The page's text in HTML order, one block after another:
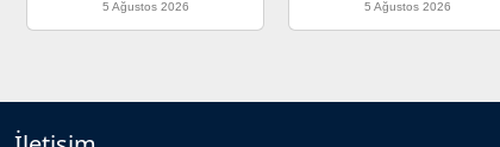
5 Ağustos 2026 5 Ağustos 2026